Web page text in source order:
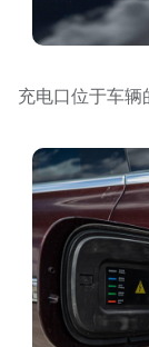
充电口位于车辆